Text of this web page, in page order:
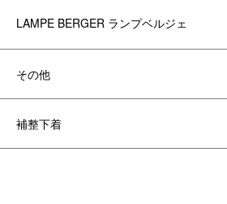
LAMPE BERGER ランプベルジェ
その他
補整下着